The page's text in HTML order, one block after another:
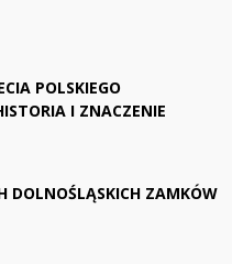
POLSKIEGO
I ZNACZENIE
DOLNOŚLĄSKICH ZAMKÓW